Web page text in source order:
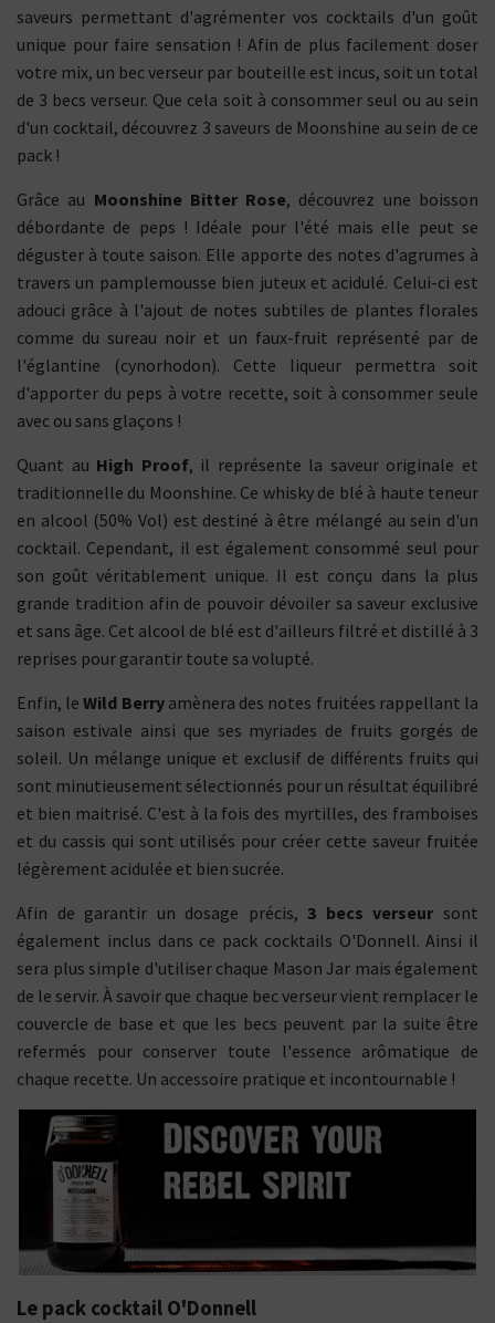
saveurs permettant d'agrémenter vos cocktails d'un goût
unique pour faire sensation ! Afin de plus facilement doser
votre mix, un bec verseur par bouteille est incus, soit un total
de 3 becs verseur. Que cela soit à consommer seul ou au sein
d'un cocktail, découvrez 3 saveurs de Moonshine au sein de ce
pack !
Grâce au Moonshine Bitter Rose, découvrez une boisson
débordante de peps ! Idéale pour l'été mais elle peut se
déguster à toute saison. Elle apporte des notes d'agrumes à
travers un pamplemousse bien juteux et acidulé. Celui-ci est
adouci grâce à l'ajout de notes subtiles de plantes florales
comme du sureau noir et un faux-fruit représenté par de
l'églantine (cynorhodon). Cette liqueur permettra soit
d'apporter du peps à votre recette, soit à consommer seule
avec ou sans glaçons !
Quant au High Proof, il représente la saveur originale et
traditionnelle du Moonshine. Ce whisky de blé à haute teneur
en alcool (50% Vol) est destiné à être mélangé au sein d'un
cocktail. Cependant, il est également consommé seul pour
son goût véritablement unique. Il est conçu dans la plus
grande tradition afin de pouvoir dévoiler sa saveur exclusive
et sans âge. Cet alcool de blé est d'ailleurs filtré et distillé à 3
reprises pour garantir toute sa volupté.
Enfin, leWild Berryamènera des notes fruitées rappellant la
saison estivale ainsi que ses myriades de fruits gorgés de
soleil. Un mélange unique et exclusif de différents fruits qui
sont minutieusement sélectionnés pour un résultat équilibré
et bien maitrisé. C'est à la fois des myrtilles, des framboises
et du cassis qui sont utilisés pour créer cette saveur fruitée
légèrement acidulée et bien sucrée.
Afin de garantir un dosage précis, 3 becs verseur sont
également inclus dans ce pack cocktails O'Donnell. Ainsi il
sera plus simple d'utiliser chaque Mason Jar mais également
de le servir. À savoir que chaque bec verseur vient remplacer le
couvercle de base et que les becs peuvent par la suite être
refermés pour conserver toute l'essence arômatique de
chaque recette. Un accessoire pratique et incontournable !
Le pack cocktail O'Donnell